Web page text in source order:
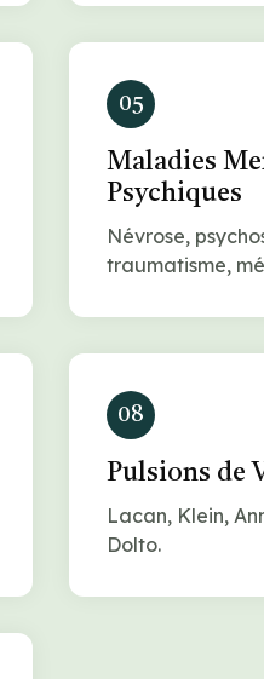
05
Maladies
Psychiques
Névrose,
traumatisme,
08
Pulsions de
Lacan, Klein,
Dolto.